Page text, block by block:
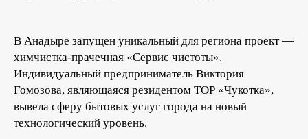
В Анадыре запущен уникальный для региона проект —
химчистка-прачечная «Сервис чистоты».
Индивидуальный предприниматель Виктория
Гомозова, являющаяся резидентом ТОР «Чукотка»,
вывела сферу бытовых услуг города на новый
технологический уровень.